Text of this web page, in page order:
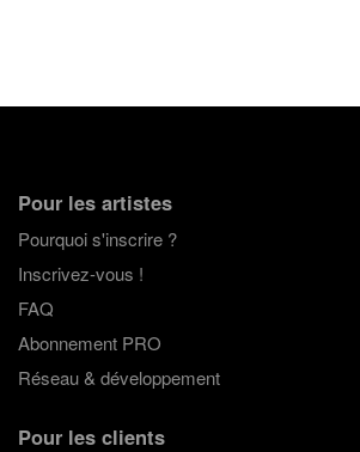
Pour les artistes
Pourquoi s'inscrire ?
Inscrivez-vous !
FAQ
Abonnement PRO
Réseau & développement
Pour les clients